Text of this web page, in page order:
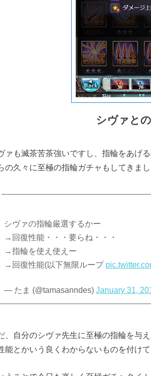
シヴァと
ァも滅茶苦茶強いですし、指輪をあげ
の久々に至極の指輪ガチャもしてきま
シヴァの指輪厳選するかー
→回復性能・・・要らね・・・
→指輪を使え使えー
→回復性能(以下無限ループ
— たま (@tamasanndes)January 31,
、自分のシヴァ先生に至極の指輪を与
能とかいう良くわからないものを付け